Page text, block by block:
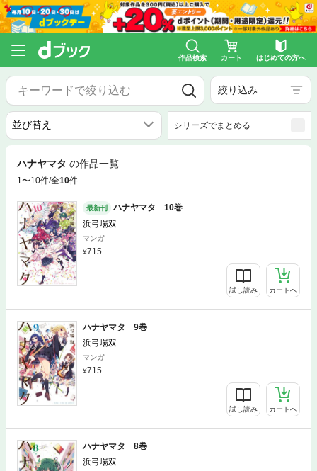
作品検索 カート はじめての方へ
絞り込み
シリーズでまとめる
ハナヤマタ の作品一覧
1〜10件/全10件
最新刊
ハナヤマタ 10巻
浜弓場双
マンガ
715
試し読み カートへ
ハナヤマタ 9巻
浜弓場双
マンガ
715
試し読み カートへ
ハナヤマタ 8巻
浜弓場双